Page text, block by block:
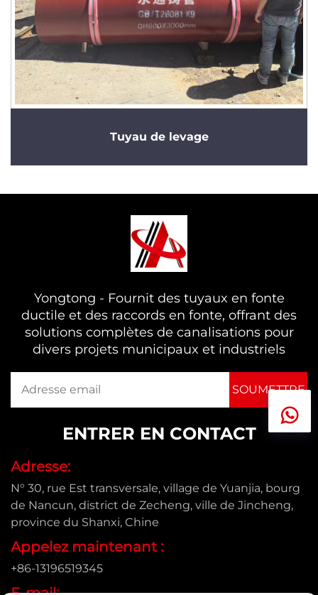
Tuyau de levage
Yongtong - Fournit des tuyaux en fonte
ductile et des raccords en fonte, offrant des
solutions complètes de canalisations pour
divers projets municipaux et industriels
ENTRER EN CONTACT
Adresse:
N° 30, rue Est transversale, village de Yuanjia, bourg
de Nancun, district de Zecheng, ville de Jincheng,
province du Shanxi, Chine
Appelez maintenant :
+86-13196519345